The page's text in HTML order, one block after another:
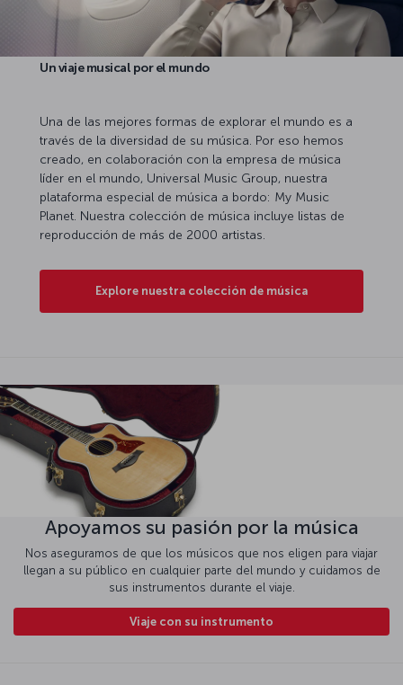
Un viaje musical por el mundo
Una de las mejores formas de explorar el mundo es a
través de la diversidad de su música. Por eso hemos
creado, en colaboración con la empresa de música
líder en el mundo, Universal Music Group, nuestra
plataforma especial de música a bordo: My Music
Planet. Nuestra colección de música incluye listas de
reproducción de más de 2000 artistas.
Explore nuestra colección de música
Apoyamos su pasión por la música
Nos aseguramos de que los músicos que nos eligen para viajar
llegan a su público en cualquier parte del mundo y cuidamos de
sus instrumentos durante el viaje.
Viaje con su instrumento